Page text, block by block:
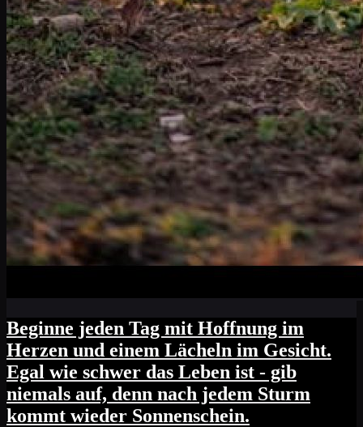
Beginne jeden Tag mit Hoffnung im
Herzen und einem Lächeln im Gesicht.
Egal wie schwer das Leben ist - gib
niemals auf, denn nach jedem Sturm
kommt wieder Sonnenschein.